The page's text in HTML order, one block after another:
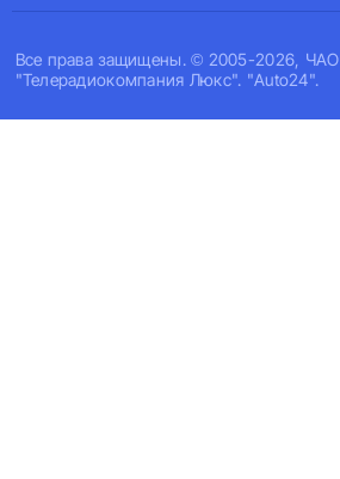
Все права защищены. © 2005-2026, ЧАО
"Телерадиокомпания Люкс". "Auto24".